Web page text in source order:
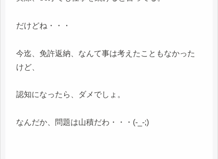
だけどね・・・
今迄、免許返納、なんて事は考えたこともなかった
けど、
認知になったら、ダメでしょ。
なんだか、問題は山積だわ・・・(-_-;)